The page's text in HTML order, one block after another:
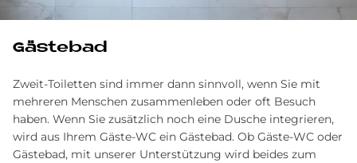
Gästebad
Zweit-Toiletten sind immer dann sinnvoll, wenn Sie mit
mehreren Menschen zusammenleben oder oft Besuch
haben. Wenn Sie zusätzlich noch eine Dusche integrieren,
wird aus Ihrem Gäste-WC ein Gästebad. Ob Gäste-WC oder
Gästebad, mit unserer Unterstützung wird beides zum